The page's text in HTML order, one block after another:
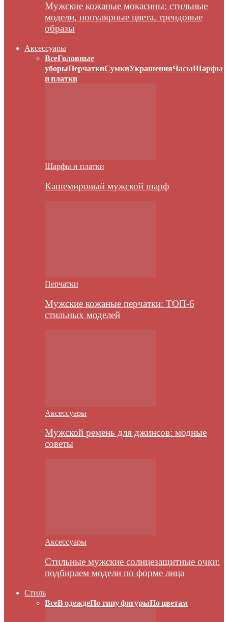
Мужские кожаные мокасины: стильные
модели, популярные цвета, трендовые
образы
Аксессуары
ВсеГоловные
уборыПерчаткиСумкиУкрашенияЧасыШарфы
и платки
Шарфы и платки
Кашемировый мужской шарф
Перчатки
Мужские кожаные перчатки: ТОП-6
стильных моделей
Аксессуары
Мужской ремень для джинсов: модные
советы
Аксессуары
Стильные мужские солнцезащитные очки:
подбираем модели по форме лица
Стиль
ВсеВ одеждеПо типу фигурыПо цветам